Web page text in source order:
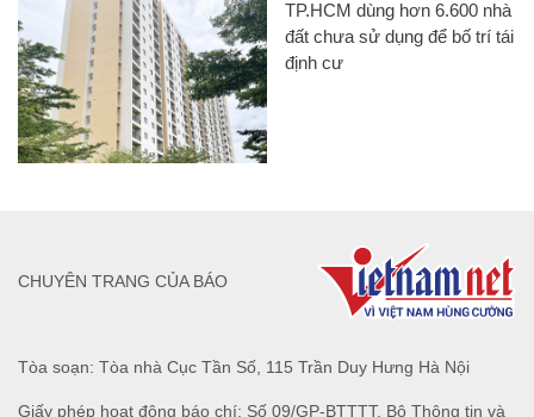
TP.HCM dùng hơn 6.600 nhà
đất chưa sử dụng để bố trí tái
định cư
Tòa soạn: Tòa nhà Cục Tần Số, 115 Trần Duy Hưng Hà Nội
Giấy phép hoạt động báo chí: Số 09/GP-BTTTT, Bộ Thông tin và
CHUYÊN TRANG CỦA BÁO